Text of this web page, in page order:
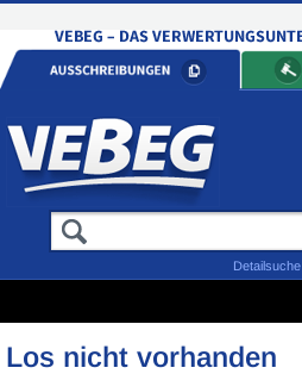
Detailsuche
Los nicht vorhanden